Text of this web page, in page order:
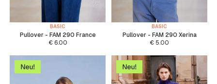
BASIC
Pullover - FAM 290 France
€6.00
BASIC
Pullover - FAM 290 Xerina
€ 5.00